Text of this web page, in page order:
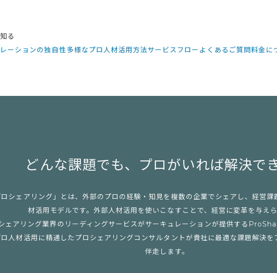
る
ーションの独自性多様なプロ人材活用方法サービスフロー よくあるご質問料金に
どんな課題でも、 プロがいれば解決で
ロシェアリング」とは、外部のプロの経験・知見を複数の企業でシェアし、経営
材活用モデルです。外部人材活用を使いこなすことで、経営に変革を与え
ェアリング業界のリーディングサービスがサーキュレーションが提供する
人材活用に精通したプロシェアリングコンサルタントが貴社に最適な課題解決
伴走します。